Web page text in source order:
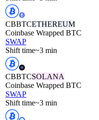
CBBTCETHEREUM
Coinbase Wrapped BTC
SWAP
Shift time~3 min
CBBTCSOLANA
Coinbase Wrapped BTC
SWAP
Shift time~3 min